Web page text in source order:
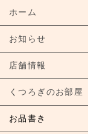
ホーム
お知らせ
店舗情報
くつろぎのお部屋
お品書き